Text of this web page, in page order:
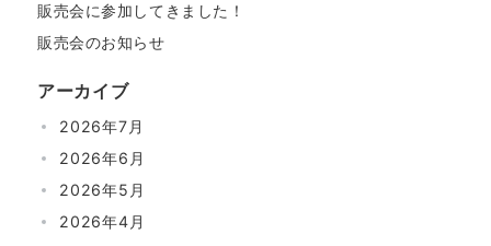
販売会に参加してきました！
販売会のお知らせ
アーカイブ
2026年7月
2026年6月
2026年5月
2026年4月